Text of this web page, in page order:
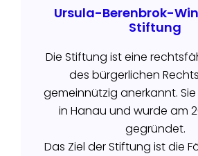
Ursula-Berenbrok-
Stiftung
Die Stiftung ist eine
des bürgerlichen
gemeinnützig anerkannt.
in Hanau und wurde am
gegründet.
Das Ziel der Stiftung ist die